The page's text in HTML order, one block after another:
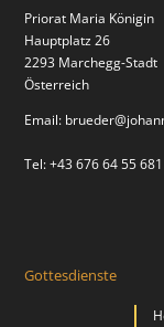
Priorat Maria Königin
Hauptplatz 26
2293 Marchegg-Stadt
Österreich
Email:
Tel: +43 676 64 55 681
Gottesdienste